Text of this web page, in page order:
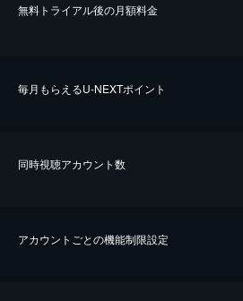
無料トライアル後の⽉額料金
毎⽉もらえるU-NEXTポイント
同時視聴アカウント数
アカウントごとの機能制限設定